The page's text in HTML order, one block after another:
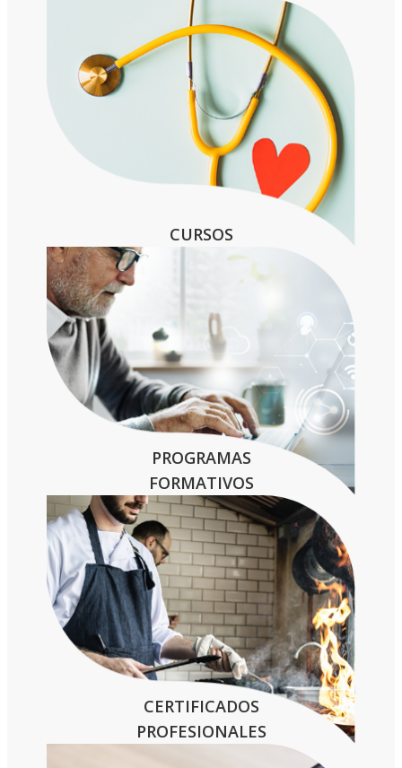
CURSOS
PROGRAMAS
FORMATIVOS
CERTIFICADOS
PROFESIONALES